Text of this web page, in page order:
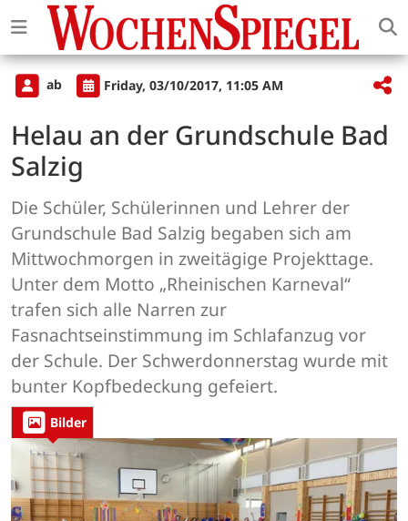
ab Friday, 03/10/2017, 11:05 AM
Helau an der Grundschule Bad
Salzig
Die Schüler, Schülerinnen und Lehrer der
Grundschule Bad Salzig begaben sich am
Mittwochmorgen in zweitägige Projekttage.
Unter dem Motto „Rheinischen Karneval“
trafen sich alle Narren zur
Fasnachtseinstimmung im Schlafanzug vor
der Schule. Der Schwerdonnerstag wurde mit
bunter Kopfbedeckung gefeiert.
Bilder